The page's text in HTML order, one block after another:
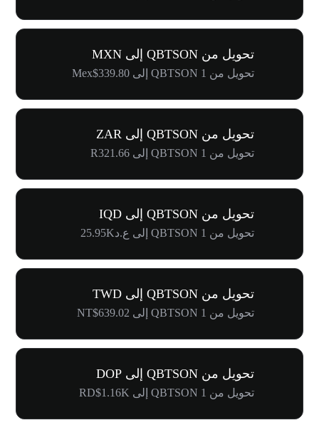
تحويل من QBTSON إلى MXN
تحويل من 1 QBTSON إلى Mex$339.80
تحويل من QBTSON إلى ZAR
تحويل من 1 QBTSON إلى R321.66
تحويل من QBTSON إلى IQD
تحويل من 1 QBTSON إلى ع.د25.95K
تحويل من QBTSON إلى TWD
تحويل من 1 QBTSON إلى NT$639.02
تحويل من QBTSON إلى DOP
تحويل من 1 QBTSON إلى RD$1.16K